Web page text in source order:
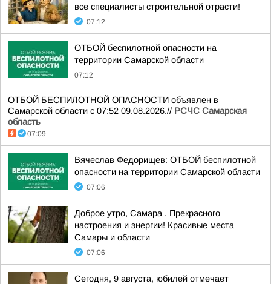
все специалисты строительной отрасти!
07:12
ОТБОЙ беспилотной опасности на
территории Самарской области
07:12
ОТБОЙ БЕСПИЛОТНОЙ ОПАСНОСТИ объявлен в
Самарской области с 07:52 09.08.2026.// РСЧС Самарская
область
07:09
Вячеслав Федорищев: ОТБОЙ беспилотной
опасности на территории Самарской области
07:06
Доброе утро, Самара . Прекрасного
настроения и энергии! Красивые места
Самары и области
07:06
Сегодня, 9 августа, юбилей отмечает